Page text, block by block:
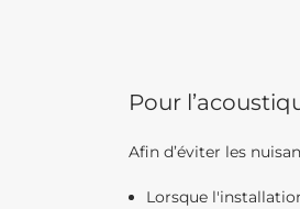
Pour
Afin d’éviter les
Lorsque